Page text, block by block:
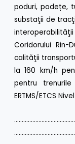
poduri, podețe,
substaţii de
Coridorului Rin-
calităţii
la 160 km/h
pentru
ERTMS/ETCS